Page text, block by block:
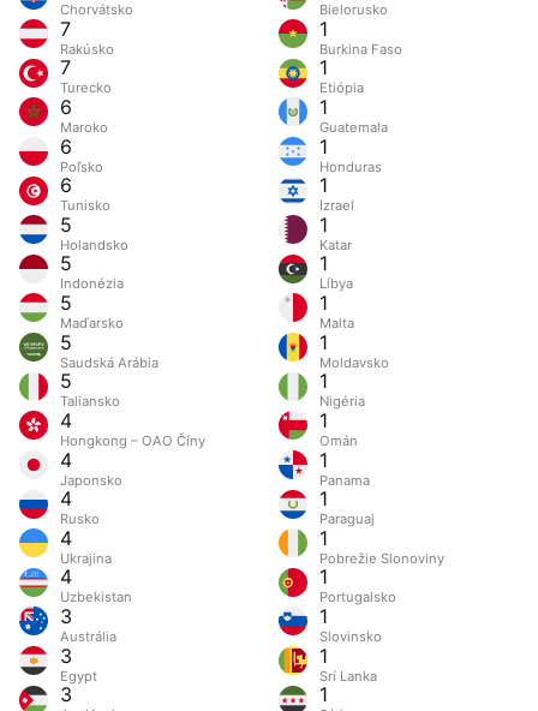
Chorvátsko
7
Rakúsko
7
Turecko
6
Maroko
6
Poľsko
6
Tunisko
5
Holandsko
5
Indonézia
5
Maďarsko
5
Saudská Arábia
5
Taliansko
4
Hongkong – OAO Číny
4
Japonsko
4
Rusko
4
Ukrajina
4
Uzbekistan
3
Austrália
3
Egypt
3
Bielorusko
1
Burkina Faso
1
Etiópia
1
Guatemala
1
Honduras
1
Izrael
1
Katar
1
Líbya
1
Malta
1
Moldavsko
1
Nigéria
1
Omán
1
Panama
1
Paraguaj
1
Pobrežie Slonoviny
1
Portugalsko
1
Slovinsko
1
Srí Lanka
1